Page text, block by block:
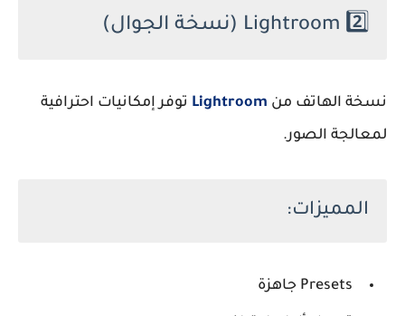
2️⃣
Lightroom (نسخة الجوال)
نسخة الهاتف من Lightroom توفر إمكانيات احترافية
لمعالجة الصور.
المميزات:
Presets جاهزة